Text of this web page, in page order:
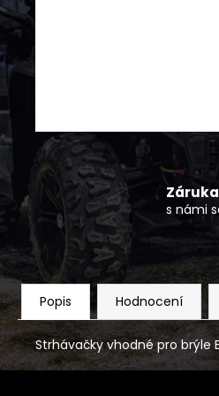
s námi
Popis Hodnocení
Strhávačky vhodné pro brýle